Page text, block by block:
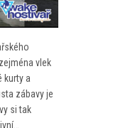
vlek
kurty a
zábavy je
si tak